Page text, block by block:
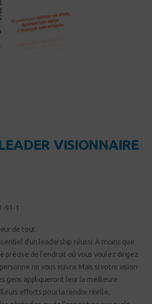
VISIONNAIRE
91-1
de tout.
d’un leadership réussi. À moins que
précise de l’endroit où vous voulez dirigez
ne vous suivra. Mais si votre vision
gens appliqueront leur la meilleure
efforts pour la rendre réelle,